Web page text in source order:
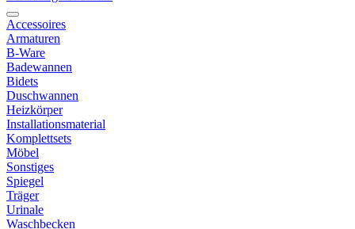
Accessoires
Armaturen
B-Ware
Badewannen
Bidets
Duschwannen
Heizkörper
Installationsmaterial
Komplettsets
Möbel
Sonstiges
Spiegel
Träger
Urinale
Waschbecken